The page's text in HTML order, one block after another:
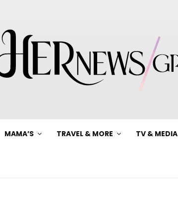
MAMA’S TRAVEL & MORE TV & MEDIA